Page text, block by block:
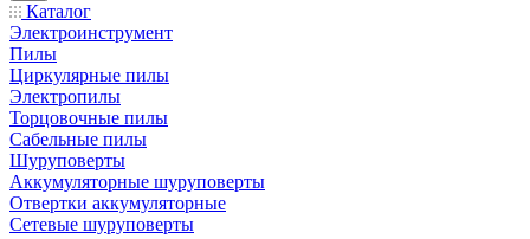
Каталог
Электроинструмент
Пилы
Циркулярные пилы
Электропилы
Торцовочные пилы
Сабельные пилы
Шуруповерты
Аккумуляторные шуруповерты
Отвертки аккумуляторные
Сетевые шуруповерты